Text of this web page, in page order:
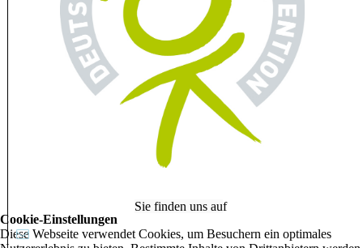
Sie finden uns auf
Cookie-Einstellungen
Diese Webseite verwendet Cookies, um Besuchern ein optimales